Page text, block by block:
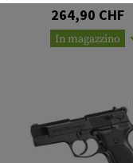
264,90 CHF
In magazzino